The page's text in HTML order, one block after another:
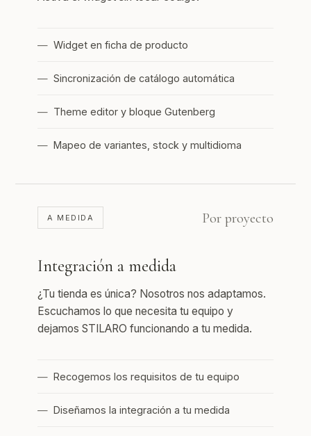
Widget en ficha de producto
Sincronización de catálogo automática
Theme editor y bloque Gutenberg
Mapeo de variantes, stock y multidioma
A MEDIDA Por proyecto
Integración a medida
¿Tu tienda es única? Nosotros nos adaptamos.
Escuchamos lo que necesita tu equipo y
dejamos STILARO funcionando a tu medida.
Recogemos los requisitos de tu equipo
Diseñamos la integración a tu medida